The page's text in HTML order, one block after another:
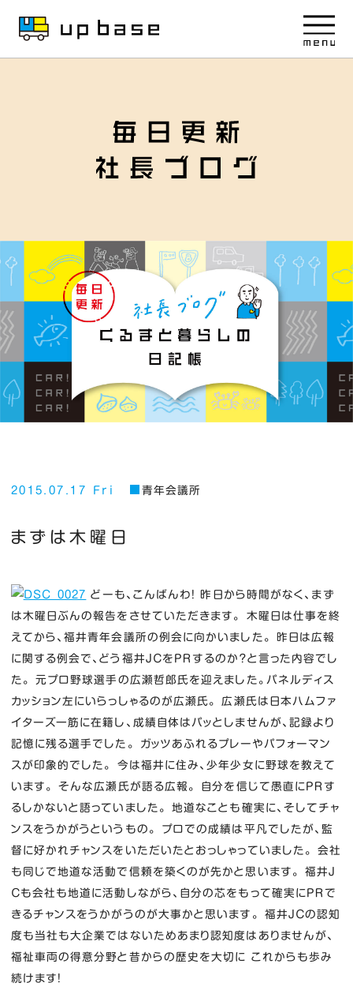
2015.07.17 Fri 青年会議所
まずは木曜日
どーも、こんばんわ！ 昨日から時間がなく、まず
は木曜日ぶんの報告をさせていただきます。 木曜日は仕事を終
えてから、福井青年会議所の例会に向かいました。 昨日は広報
に関する例会で、どう福井ＪＣをＰＲするのか？と言った内容でし
た。 元プロ野球選手の広瀬哲郎氏を迎えました。パネルディス
カッション左にいらっしゃるのが広瀬氏。 広瀬氏は日本ハムファ
イターズ一筋に在籍し、成績自体はパッとしませんが、記録より
記憶に残る選手でした。 ガッツあふれるプレーやパフォーマン
スが印象的でした。 今は福井に住み、少年少女に野球を教えて
います。 そんな広瀬氏が語る広報。 自分を信じて愚直にＰＲす
るしかないと語っていました。 地道なことも確実に、そしてチャ
ンスをうかがうというもの。 プロでの成績は平凡でしたが、監
督に好かれチャンスをいただいたとおっしゃっていました。 会社
も同じで地道な活動で信頼を築くのが先かと思います。 福井Ｊ
Ｃも会社も地道に活動しながら、自分の芯をもって確実にＰＲで
きるチャンスをうかがうのが大事かと思います。 福井ＪＣの認知
度も当社も大企業ではないためあまり認知度はありませんが、
福祉車両の得意分野と昔からの歴史を大切に これからも歩み
続けます！